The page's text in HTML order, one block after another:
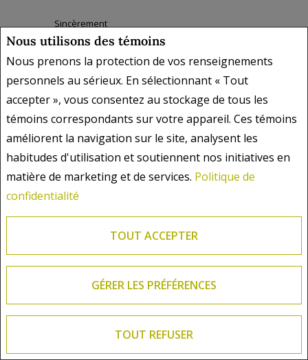
Nous utilisons des témoins
Nous prenons la protection de vos renseignements
personnels au sérieux. En sélectionnant « Tout
accepter », vous consentez au stockage de tous les
témoins correspondants sur votre appareil. Ces témoins
améliorent la navigation sur le site, analysent les
habitudes d'utilisation et soutiennent nos initiatives en
matière de marketing et de services. Politique de
confidentialité
TOUT ACCEPTER
GÉRER LES PRÉFÉRENCES
TOUT REFUSER
Sincèrement
Repentigny
………
28 mai 2019
Annie est une agente immobilière à l'écoute de
nos besoins, elle est attentionnée et elle nous
donne l'heure juste. Son service est impeccable
et professionnel. De plus, elle donne de très
ses clients. Un atout appréciable est le service-
conseil de "home staging" qui a grandement
su s'entourer de professionnels de qualité, qui
lorsque requis, peuvent faire les travaux requis
Merci pour tout... ton service, ton écoute, tes
conseils et aussi les supers cadeaux... C'est